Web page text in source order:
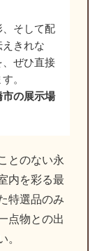
そして配
きれな
ぜひ直接
。
の展示場
とのない永
内を彩る最
特選品のみ
点物との出